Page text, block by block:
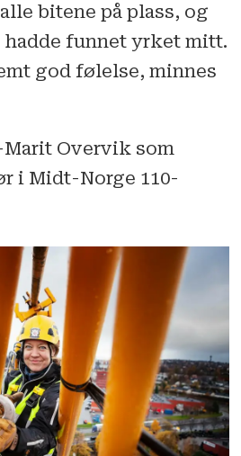
bitene på plass, og
funnet yrket mitt.
god følelse, minnes
Overvik som
i Midt-Norge 110-